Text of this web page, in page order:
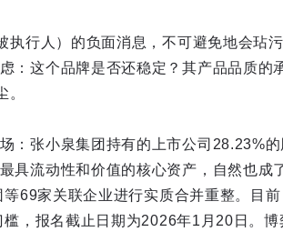
行人）的负面消息，不可避免地会玷
：这个品牌是否还稳定？其产品品质的
。
：张小泉集团持有的上市公司28.23%
具流动性和价值的核心资产，自然也成
69家关联企业进行实质合并重整。目
，报名截止日期为2026年1月20日。博